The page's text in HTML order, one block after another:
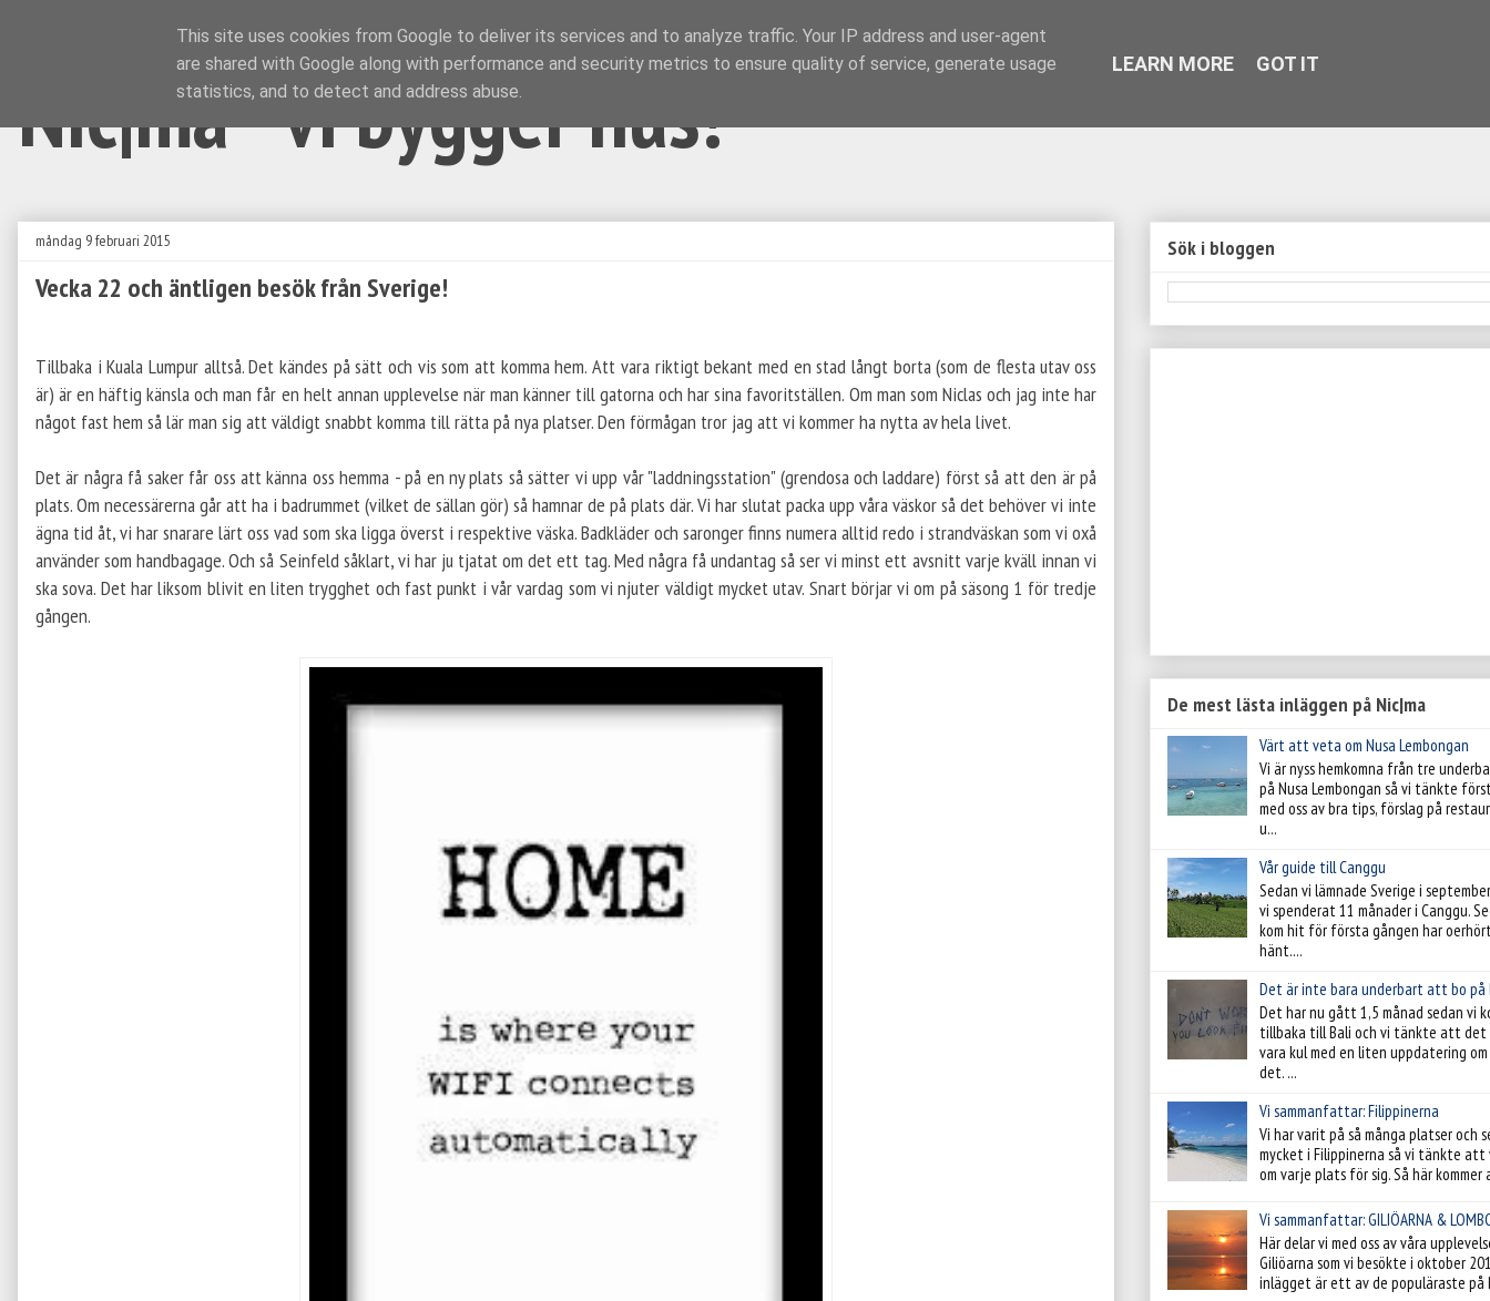
Nic|ma - vi bygger hus!
måndag 9 februari 2015
Vecka 22 och äntligen besök från Sverige!
Tillbaka i Kuala Lumpur alltså. Det kändes på sätt och vis som att komma hem. Att vara riktigt bekant med en stad långt borta (som de flesta utav oss
är) är en häftig känsla och man får en helt annan upplevelse när man känner till gatorna och har sina favoritställen. Om man som Niclas och jag inte har
något fast hem så lär man sig att väldigt snabbt komma till rätta på nya platser. Den förmågan tror jag att vi kommer ha nytta av hela livet.
Det är några få saker får oss att känna oss hemma - på en ny plats så sätter vi upp vår "laddningsstation" (grendosa och laddare) först så att den är på
plats. Om necessärerna går att ha i badrummet (vilket de sällan gör) så hamnar de på plats där. Vi har slutat packa upp våra väskor så det behöver vi inte
ägna tid åt, vi har snarare lärt oss vad som ska ligga överst i respektive väska. Badkläder och saronger finns numera alltid redo i strandväskan som vi oxå
använder som handbagage. Och så Seinfeld såklart, vi har ju tjatat om det ett tag. Med några få undantag så ser vi minst ett avsnitt varje kväll innan vi
ska sova. Det har liksom blivit en liten trygghet och fast punkt i vår vardag som vi njuter väldigt mycket utav. Snart börjar vi om på säsong 1 för tredje
gången.
Sök i bloggen
De mest lästa inläggen på Nic|ma
Värt att veta om Nusa Lembongan
Vi är nyss hemkomna från tre
på Nusa Lembongan så vi tänkte
med oss av bra tips, förslag på
u...
Vår guide till Canggu
Sedan vi lämnade Sverige i
vi spenderat 11 månader i Canggu.
kom hit för första gången har
hänt....
Det är inte bara underbart att bo på
Det har nu gått 1,5 månad sedan vi
tillbaka till Bali och vi tänkte att det
vara kul med en liten uppdatering
det. ...
Vi sammanfattar: Filippinerna
Vi har varit på så många platser och
mycket i Filippinerna så vi tänkte att
om varje plats för sig. Så här kommer
Vi sammanfattar: GILIÖARNA &
Här delar vi med oss av våra
Giliöarna som vi besökte i oktober
inlägget är ett av de populäraste på
This site uses cookies from Google to deliver its services and to analyze traffic. Your IP address and user-agent
are shared with Google along with performance and security metrics to ensure quality of service, generate usage
statistics, and to detect and address abuse.
LEARN MORE GOT IT